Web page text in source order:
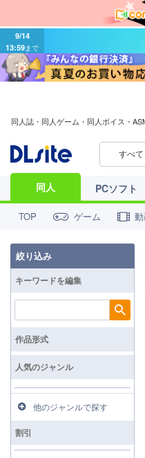
9/14
13:59まで
同人誌・同人ゲーム・同人ボイス・
すべて
同人 PCソフト
TOP ゲーム
絞り込み
キーワードを編集
検索
作品形式
人気のジャンル
他のジャンルで探す
割引